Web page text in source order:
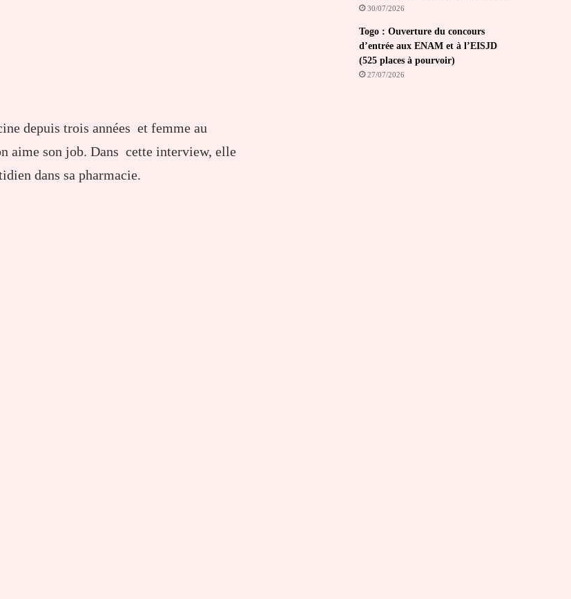
depuis trois années et femme au
aime son job. Dans cette interview, elle
dans sa pharmacie.
30/07/2026
Togo : Ouverture du concours
d’entrée aux ENAM et à l’EISJD
(525 places à pourvoir)
27/07/2026